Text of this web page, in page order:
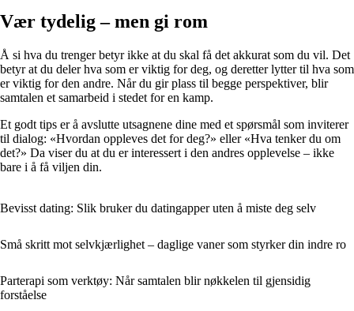
Vær tydelig – men gi rom
Å si hva du trenger betyr ikke at du skal få det akkurat som du vil. Det
betyr at du deler hva som er viktig for deg, og deretter lytter til hva som
er viktig for den andre. Når du gir plass til begge perspektiver, blir
samtalen et samarbeid i stedet for en kamp.
Et godt tips er å avslutte utsagnene dine med et spørsmål som inviterer
til dialog: «Hvordan oppleves det for deg?» eller «Hva tenker du om
det?» Da viser du at du er interessert i den andres opplevelse – ikke
bare i å få viljen din.
Bevisst dating: Slik bruker du datingapper uten å miste deg selv
Små skritt mot selvkjærlighet – daglige vaner som styrker din indre ro
Parterapi som verktøy: Når samtalen blir nøkkelen til gjensidig
forståelse